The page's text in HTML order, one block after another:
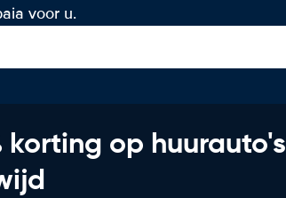
voor u.
korting op huurauto's